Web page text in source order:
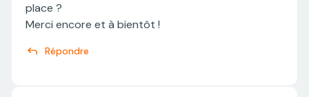
place ?
Merci encore et à bientôt !
Répondre